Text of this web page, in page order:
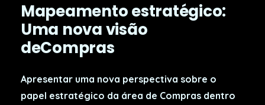
Mapeamento estratégico:
Uma nova visão
deCompras
Apresentar uma nova perspectiva sobre o
papel estratégico da área de Compras dentro